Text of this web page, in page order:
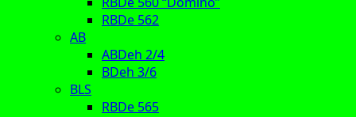
RBDe 562
AB
ABDeh 2/4
BDeh 3/6
BLS
RBDe 565